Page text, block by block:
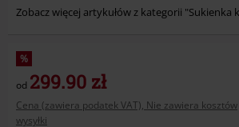
Zobacz więcej artykułów z kategorii "Sukienka
%
od 299.90 zł
Cena (zawiera podatek VAT), Nie zawiera kosztów
wysyłki